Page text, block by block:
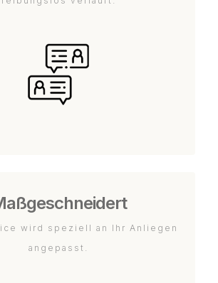
wird speziell an Ihr Anliegen
angepasst.